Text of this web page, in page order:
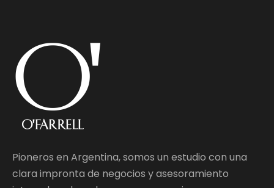
Pioneros en Argentina, somos un estudio con una
clara impronta de negocios y asesoramiento